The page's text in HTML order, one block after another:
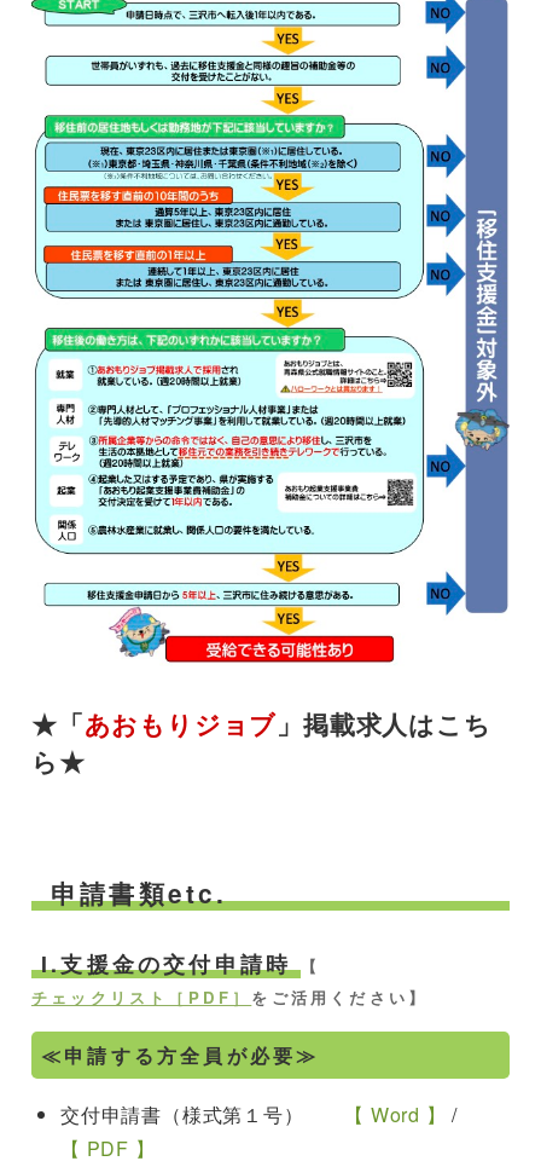
★「あおもりジョブ 」掲載求人はこち
ら★
申請書類etc.
I.支援金の交付申請時
【
チェックリスト［PDF］ をご活用ください】
≪申請する方全員が必要≫
交付申請書（様式第１号） 【 Word 】
/
【 PDF 】